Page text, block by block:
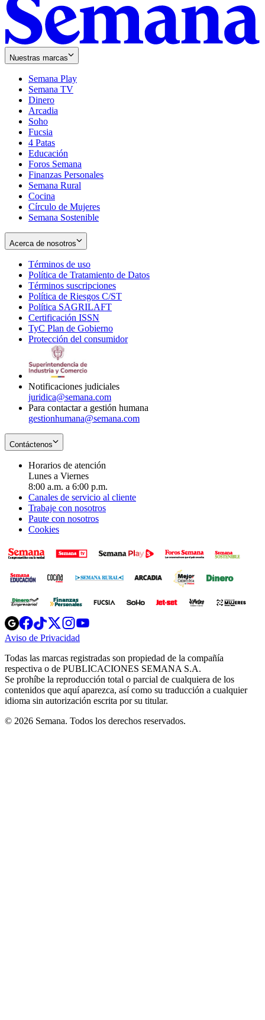
Nuestras marcas
Semana Play
Semana TV
Dinero
Arcadia
Soho
in
new
window
Fucsia
in
new
window
4 Patas
Educación
Foros Semana
Finanzas Personales
Semana Rural
Cocina
Círculo de Mujeres
Semana Sostenible
Acerca de nosotros
Términos de uso
in
new
window
Política de Tratamiento de Datos
Términos suscripciones
in
Política de Riesgos C/ST
Política SAGRILAFT
new
window
Certificación ISSN
in
new
TyC Plan de Gobierno
in
Protección del consumidorOpens
Notificaciones judiciales
juridica@semana.com
Para contactar a gestión humana
gestionhumana@semana.com
Contáctenos
Horarios de atención
Lunes a Viernes
8:00 a.m. a 6:00 p.m.
Canales de servicio al cliente
Trabaje con nosotros
Paute con nosotros
Cookies
Opens
in
new
Opens
in
new
Opens
in
new
window
Opens
new
windowwindow
Aviso de Privacidad
new
window
Todas las marcas registradas son propiedad de la compañía
respectiva o de PUBLICACIONES SEMANA S.A.
Se prohíbe la reproducción total o parcial de cualquiera de los
contenidos que aquí aparezca, así como su traducción a cualquier
idioma sin autorización escrita por su titular.
© 2026 Semana. Todos los derechos reservados.